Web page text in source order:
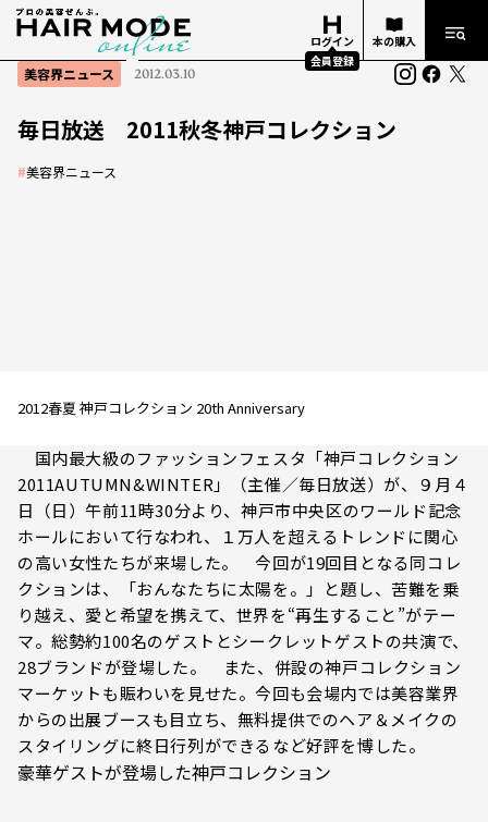
ログイン
会員登録
本の購入
美容界ニュース 2012.03.10
毎日放送 2011秋冬神戸コレクション
#美容界ニュース
2012春夏 神戸コレクション 20th Anniversary
国内最大級のファッションフェスタ「神戸コレクション
2011AUTUMN&WINTER」（主催／毎日放送）が、９月４
日（日）午前11時30分より、神戸市中央区のワールド記念
ホールにおいて行なわれ、１万人を超えるトレンドに関心
の高い女性たちが来場した。 今回が19回目となる同コレ
クションは、「おんなたちに太陽を。」と題し、苦難を乗
り越え、愛と希望を携えて、世界を“再生すること”がテー
マ。総勢約100名のゲストとシークレットゲストの共演で、
28ブランドが登場した。 また、併設の神戸コレクション
マーケットも賑わいを見せた。今回も会場内では美容業界
からの出展ブースも目立ち、無料提供でのヘア＆メイクの
スタイリングに終日行列ができるなど好評を博した。
豪華ゲストが登場した神戸コレクション